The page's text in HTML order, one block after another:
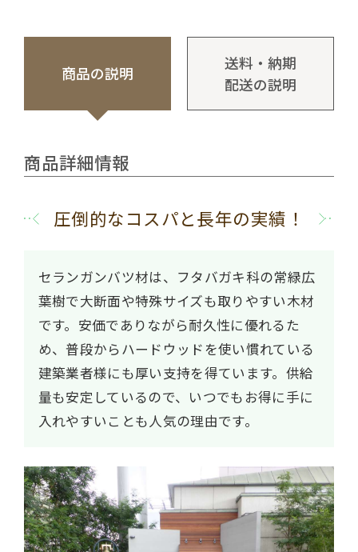
商品の説明
送料・納期
配送の説明
商品詳細情報
圧倒的なコスパと長年の実績！
セランガンバツ材は、フタバガキ科の常緑広
葉樹で大断面や特殊サイズも取りやすい木材
です。安価でありながら耐久性に優れるた
め、普段からハードウッドを使い慣れている
建築業者様にも厚い支持を得ています。供給
量も安定しているので、いつでもお得に手に
入れやすいことも人気の理由です。